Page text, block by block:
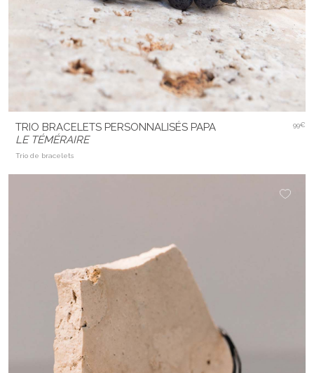
TRIO BRACELETS PERSONNALISÉS PAPA
LE TÉMÉRAIRE
Trio de bracelets
99€